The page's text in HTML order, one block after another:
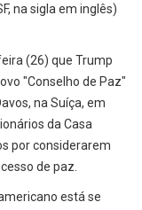
na sigla em inglês)
(26) que Trump
"Conselho de Paz"
na Suíça, em
da Casa
por considerarem
de paz.
está se